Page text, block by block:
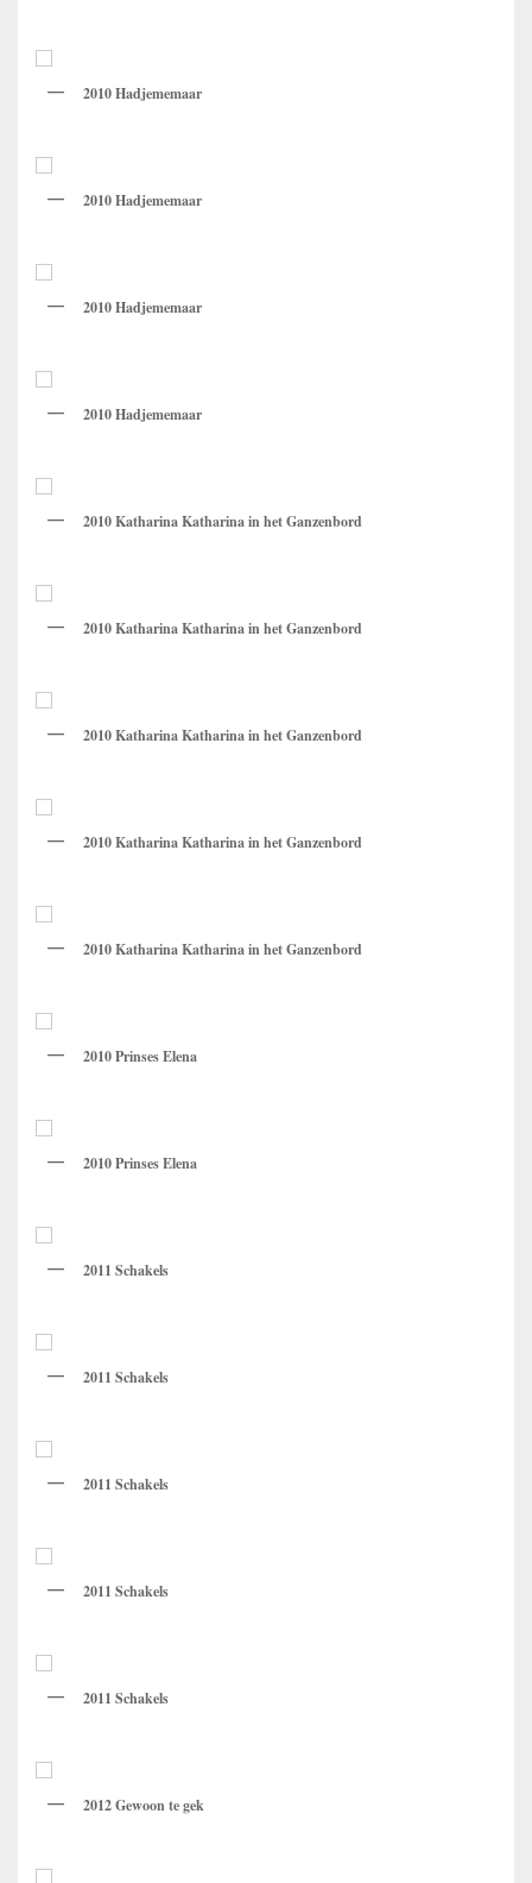
2010 Hadjememaar
2010 Hadjememaar
2010 Hadjememaar
2010 Hadjememaar
2010 Katharina Katharina in het Ganzenbord
2010 Katharina Katharina in het Ganzenbord
2010 Katharina Katharina in het Ganzenbord
2010 Katharina Katharina in het Ganzenbord
2010 Katharina Katharina in het Ganzenbord
2010 Prinses Elena
2010 Prinses Elena
2011 Schakels
2011 Schakels
2011 Schakels
2011 Schakels
2011 Schakels
2012 Gewoon te gek